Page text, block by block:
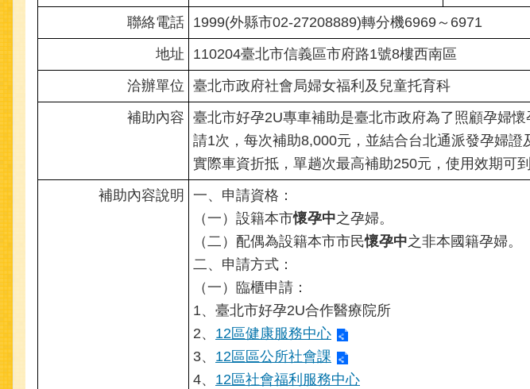
聯絡電話 1999(外縣市02-27208889)轉分機6969～6971
地址
110204臺北市信義區市府路1號8樓西南區
洽辦單位 臺北市政府社會局婦女福利及兒童托育科
補助內容 臺北市好孕2U專車補助是臺北市政府為了照顧孕婦
請1次，每次補助8,000元，並結合台北通派發孕婦
實際車資折抵，單趟次最高補助250元，使用效期可
補助內容說明
一、申請資格：
（一）設籍本市懷孕中之孕婦。
（二）配偶為設籍本市市民懷孕中之非本國籍孕婦。
二、申請方式：
（一）臨櫃申請：
1、臺北市好孕2U合作醫療院所
2、 12區健康服務中心
3、 12區區公所社會課
4、 12區社會福利服務中心